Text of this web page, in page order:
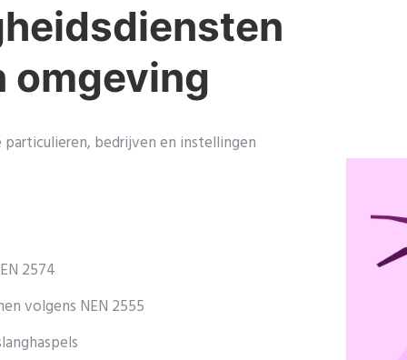
omgeving
bedrijven en instellingen
2574
volgens NEN 2555